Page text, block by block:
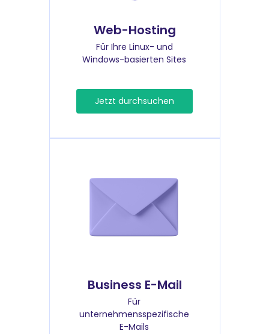
Web-Hosting
Für Ihre Linux- und
Windows-basierten Sites
Jetzt durchsuchen
Business E-Mail
Für
unternehmensspezifische
E-Mails